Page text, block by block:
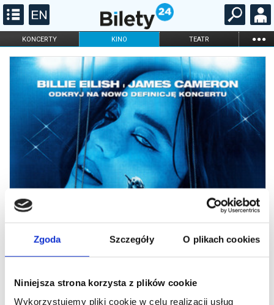
Zgoda Szczegóły O plikach cookies
Niniejsza strona korzysta z plików cookie
Wykorzystujemy pliki cookie w celu realizacji usług
KONCERTY KINO TEATR ...
FILHARMONIA OPERA I BALET
STAND-UP
DLA DZIECI
ONLINE KARNETY